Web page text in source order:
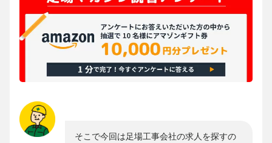
そこで今回は足場工事会社の求人を探すの